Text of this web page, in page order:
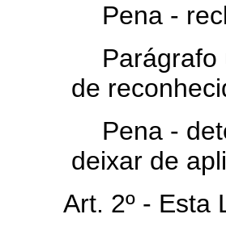
Pena -
de
Pena -
deixar de
Art. 2º - Esta